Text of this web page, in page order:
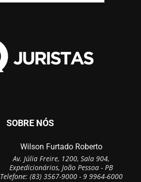
SOBRE NÓS
Wilson Furtado Roberto
Av. Júlia Freire, 1200, Sala 904,
Expedicionários, João Pessoa - PB
Telefone: (83) 3567-9000 - 9 9964-6000